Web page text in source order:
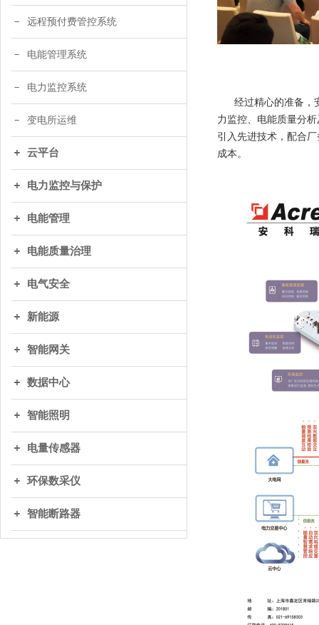
远程预付费管控系统
电能管理系统
电力监控系统
变电所运维
云平台
电力监控与保护
电能管理
电能质量治理
电气安全
新能源
智能网关
数据中心
智能照明
电量传感器
环保数采仪
智能断路器
经过精心的准备，安
力监控、电能质量分
引入先进技术，配合
成本。